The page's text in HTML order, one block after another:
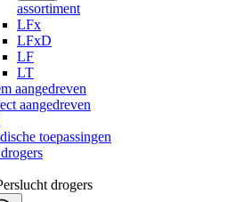
assortiment
LFx
LFxD
LF
LT
aangedreven
aangedreven
toepassingen
drogers